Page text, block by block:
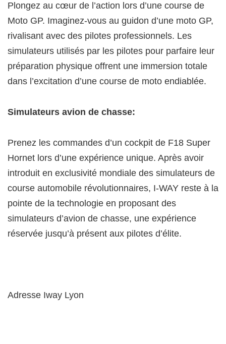
Plongez au cœur de l’action lors d’une course de
Moto GP. Imaginez-vous au guidon d’une moto GP,
rivalisant avec des pilotes professionnels. Les
simulateurs utilisés par les pilotes pour parfaire leur
préparation physique offrent une immersion totale
dans l’excitation d’une course de moto endiablée.
Simulateurs avion de chasse:
Prenez les commandes d’un cockpit de F18 Super
Hornet lors d’une expérience unique. Après avoir
introduit en exclusivité mondiale des simulateurs de
course automobile révolutionnaires, I-WAY reste à la
pointe de la technologie en proposant des
simulateurs d’avion de chasse, une expérience
réservée jusqu’à présent aux pilotes d’élite.
Adresse Iway Lyon